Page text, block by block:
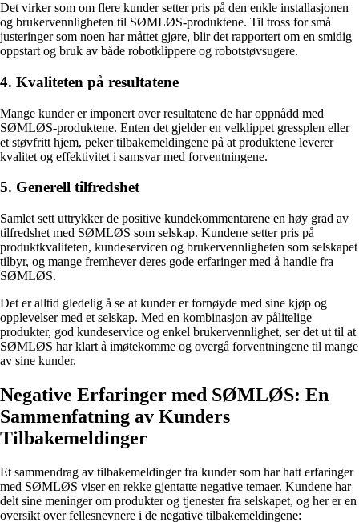
Det virker som om flere kunder setter pris på den enkle installasjonen
og brukervennligheten til SØMLØS-produktene. Til tross for små
justeringer som noen har måttet gjøre, blir det rapportert om en smidig
oppstart og bruk av både robotklippere og robotstøvsugere.
4. Kvaliteten på resultatene
Mange kunder er imponert over resultatene de har oppnådd med
SØMLØS-produktene. Enten det gjelder en velklippet gressplen eller
et støvfritt hjem, peker tilbakemeldingene på at produktene leverer
kvalitet og effektivitet i samsvar med forventningene.
5. Generell tilfredshet
Samlet sett uttrykker de positive kundekommentarene en høy grad av
tilfredshet med SØMLØS som selskap. Kundene setter pris på
produktkvaliteten, kundeservicen og brukervennligheten som selskapet
tilbyr, og mange fremhever deres gode erfaringer med å handle fra
SØMLØS.
Det er alltid gledelig å se at kunder er fornøyde med sine kjøp og
opplevelser med et selskap. Med en kombinasjon av pålitelige
produkter, god kundeservice og enkel brukervennlighet, ser det ut til at
SØMLØS har klart å imøtekomme og overgå forventningene til mange
av sine kunder.
Negative Erfaringer med SØMLØS: En
Sammenfatning av Kunders
Tilbakemeldinger
Et sammendrag av tilbakemeldinger fra kunder som har hatt erfaringer
med SØMLØS viser en rekke gjentatte negative temaer. Kundene har
delt sine meninger om produkter og tjenester fra selskapet, og her er en
oversikt over fellesnevnere i de negative tilbakemeldingene: